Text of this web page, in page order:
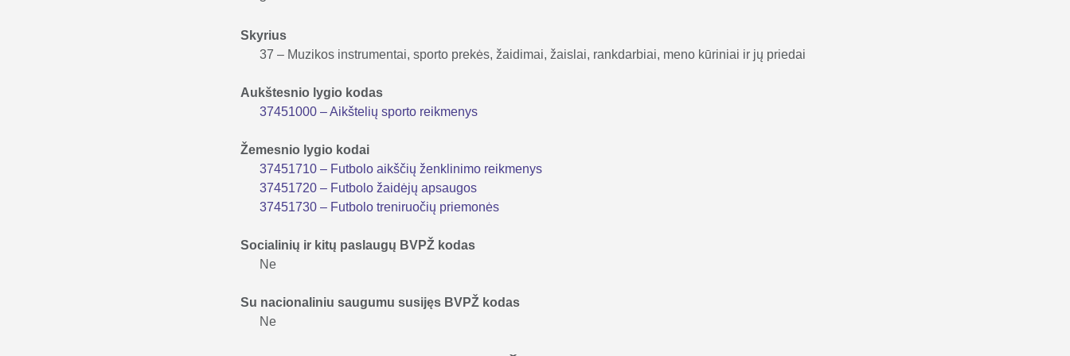
Skyrius
37 – Muzikos instrumentai, sporto prekės, žaidimai, žaislai, rankdarbiai, meno kūriniai ir jų priedai
Aukštesnio lygio kodas
37451000 – Aikštelių sporto reikmenys
Žemesnio lygio kodai
37451710 – Futbolo aikščių ženklinimo reikmenys
37451720 – Futbolo žaidėjų apsaugos
37451730 – Futbolo treniruočių priemonės
Socialinių ir kitų paslaugų BVPŽ kodas
Ne
Su nacionaliniu saugumu susijęs BVPŽ kodas
Ne